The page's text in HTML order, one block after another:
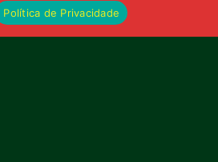
Política de Privacidade